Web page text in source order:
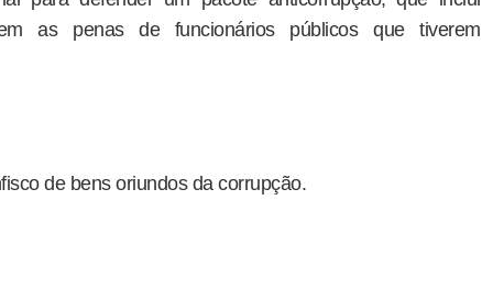
as penas de funcionários públicos que tiverem
de bens oriundos da corrupção.